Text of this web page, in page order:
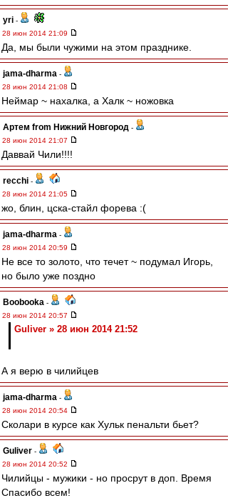
yri -
28 июн 2014 21:09
Да, мы были чужими на этом празднике.
jama-dharma -
28 июн 2014 21:08
Неймар ~ нахалка, а Халк ~ ножовка
Артем from Нижний Новгород -
28 июн 2014 21:07
Даввай Чили!!!!
recchi -
28 июн 2014 21:05
жо, блин, цска-стайл форева :(
jama-dharma -
28 июн 2014 20:59
Не все то золото, что течет ~ подумал Игорь,
но было уже поздно
Boobooka -
28 июн 2014 20:57
Guliver » 28 июн 2014 21:52
А я верю в чилийцев
jama-dharma -
28 июн 2014 20:54
Сколари в курсе как Хульк пенальти бьет?
Guliver -
28 июн 2014 20:52
Чилийцы - мужики - но просрут в доп. Время
Спасибо всем!